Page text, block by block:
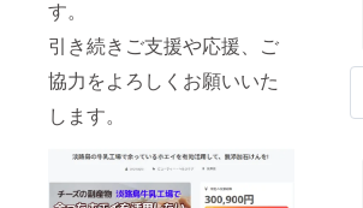
す。
引き続きご支援や応援、ご
協力をよろしくお願いいた
します。